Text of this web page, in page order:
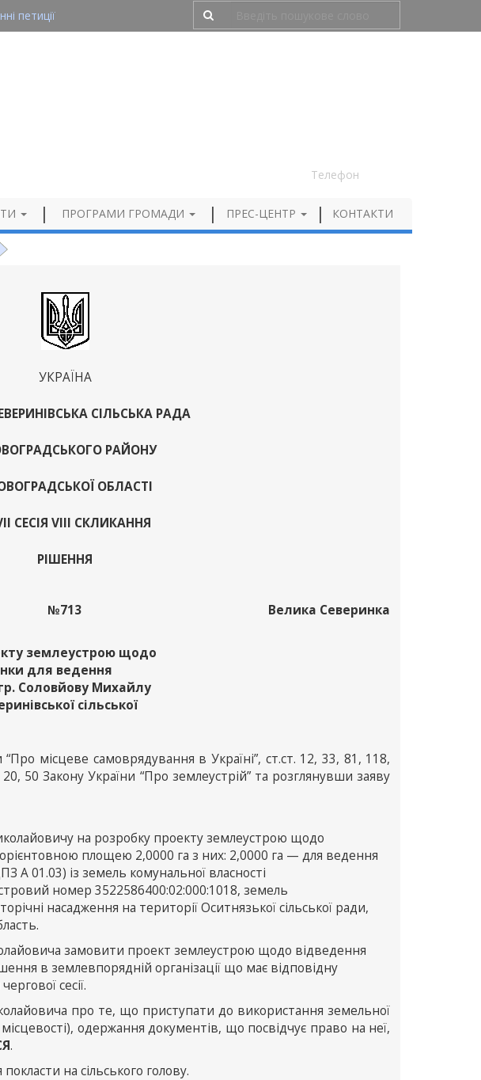
петиції
Телефон
ПРОГРАМИ ГРОМАДИ ПРЕС-ЦЕНТР КОНТАКТИ
УКРАЇНА
СІЛЬСЬКА РАДА
РАЙОНУ
ОБЛАСТІ
СЕСІЯ VIII СКЛИКАННЯ
РІШЕННЯ
№713 Велика Северинка
землеустрою щодо
для ведення
Соловйову Михайлу
сільської
місцеве самоврядування в Україні”, ст.ст. 12, 33, 81, 118,
50 Закону України “Про землеустрій” та розглянувши заяву
на розробку проекту землеустрою щодо
орієнтовною площею 2,0000 га з них: 2,0000 га — для ведення
А 01.03) із земель комунальної власності
номер 3522586400:02:000:1018, земель
насадження на території Оситнязької сільської ради,
замовити проект землеустрою щодо відведення
в землевпорядній організації що має відповідну
сесії.
про те, що приступати до використання земельної
одержання документів, що посвідчує право на неї,
.
на сільського голову.